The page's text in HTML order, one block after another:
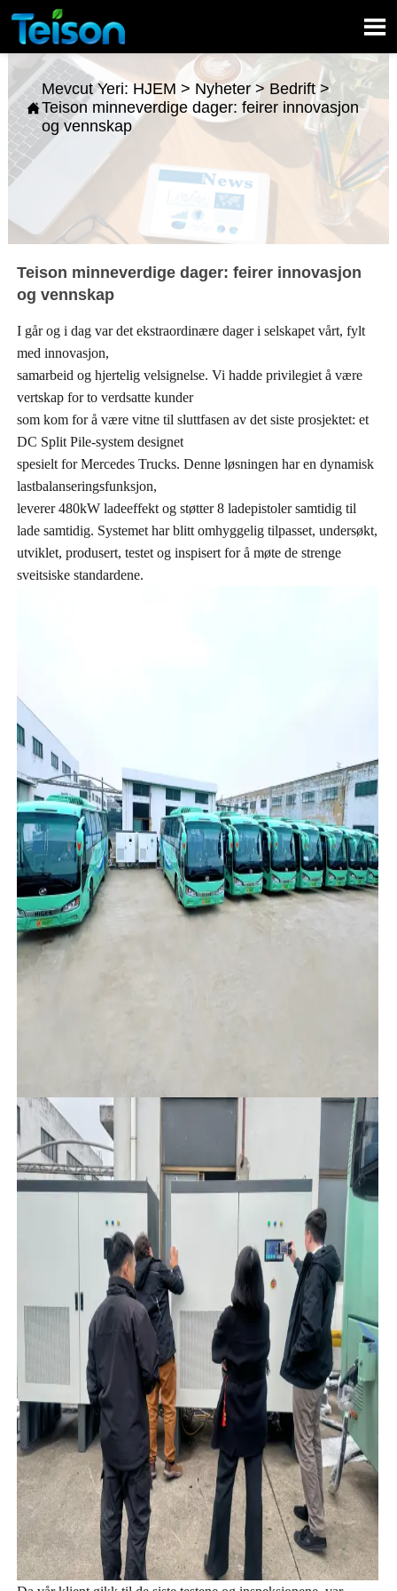


Mevcut Yeri: HJEM > Nyheter> Bedrift>
Teison minneverdige dager: feirer innovasjon
og vennskap
Teison minneverdige dager: feirer innovasjon
og vennskap
I går og i dag var det ekstraordinære dager i selskapet vårt, fylt
med innovasjon,
samarbeid og hjertelig velsignelse. Vi hadde privilegiet å være
vertskap for to verdsatte kunder
som kom for å være vitne til sluttfasen av det siste prosjektet: et
DC Split Pile-system designet
spesielt for Mercedes Trucks. Denne løsningen har en dynamisk
lastbalanseringsfunksjon,
leverer 480kW ladeeffekt og støtter 8 ladepistoler samtidig til
lade samtidig. Systemet har blitt omhyggelig tilpasset, undersøkt,
utviklet, produsert, testet og inspisert for å møte de strenge
sveitsiske standardene.